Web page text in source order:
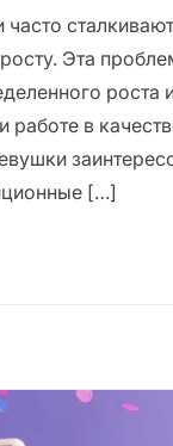
Эта
работе в
[…]